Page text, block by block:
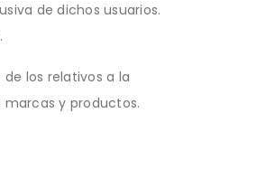
de dichos usuarios.
los relativos a la
y productos.